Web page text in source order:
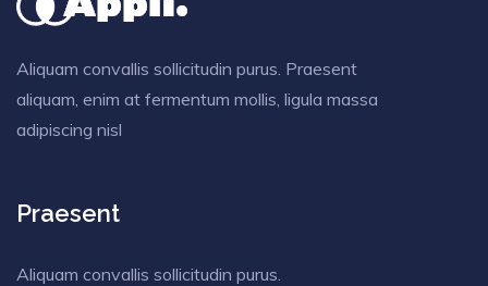
Aliquam convallis sollicitudin purus. Praesent
aliquam, enim at fermentum mollis, ligula massa
adipiscing nisl
Praesent
Aliquam convallis sollicitudin purus.